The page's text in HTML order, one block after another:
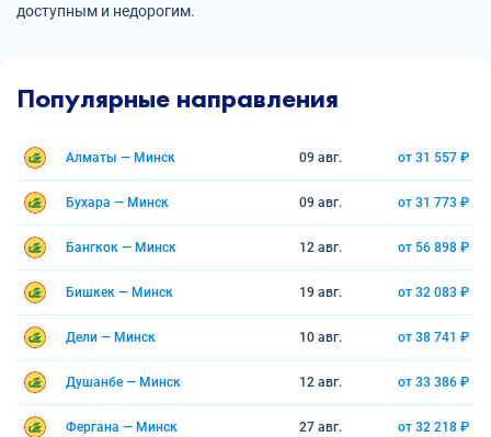
доступным и недорогим.
Популярные направления
Алматы — Минск 09 авг. от 31 557 ₽
Бухара — Минск 09 авг. от 31 773 ₽
Бангкок — Минск 12 авг. от 56 898 ₽
Бишкек — Минск 19 авг. от 32 083 ₽
Дели — Минск 10 авг. от 38 741 ₽
Душанбе — Минск 12 авг. от 33 386 ₽
Фергана — Минск 27 авг. от 32 218 ₽